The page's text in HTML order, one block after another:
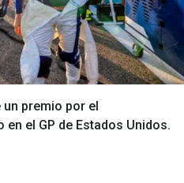
premio por el
el GP de Estados Unidos.